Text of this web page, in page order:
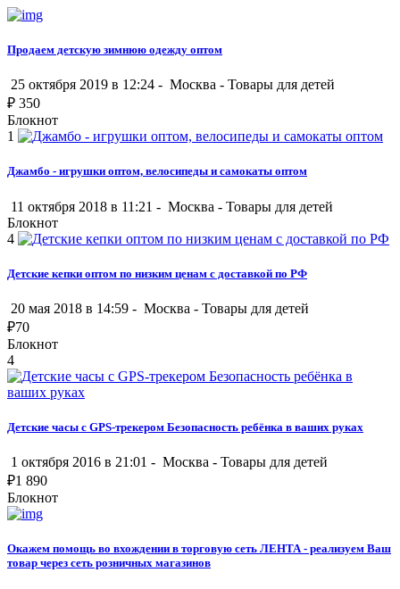
Продаем детскую зимнюю одежду оптом
25 октября 2019 в 12:24 - Москва - Товары для детей
₽ 350
Блокнот
1
Джамбо - игрушки оптом, велосипеды и самокаты оптом
11 октября 2018 в 11:21 - Москва - Товары для детей
Блокнот
4
Детские кепки оптом по низким ценам с доставкой по РФ
20 мая 2018 в 14:59 - Москва - Товары для детей
₽70
Блокнот
4
Детские часы с GPS-трекером Безопасность ребёнка в ваших руках
1 октября 2016 в 21:01 - Москва - Товары для детей
₽1 890
Блокнот
Окажем помощь во вхождении в торговую сеть ЛЕНТА - реализуем Ваш
товар через сеть розничных магазинов